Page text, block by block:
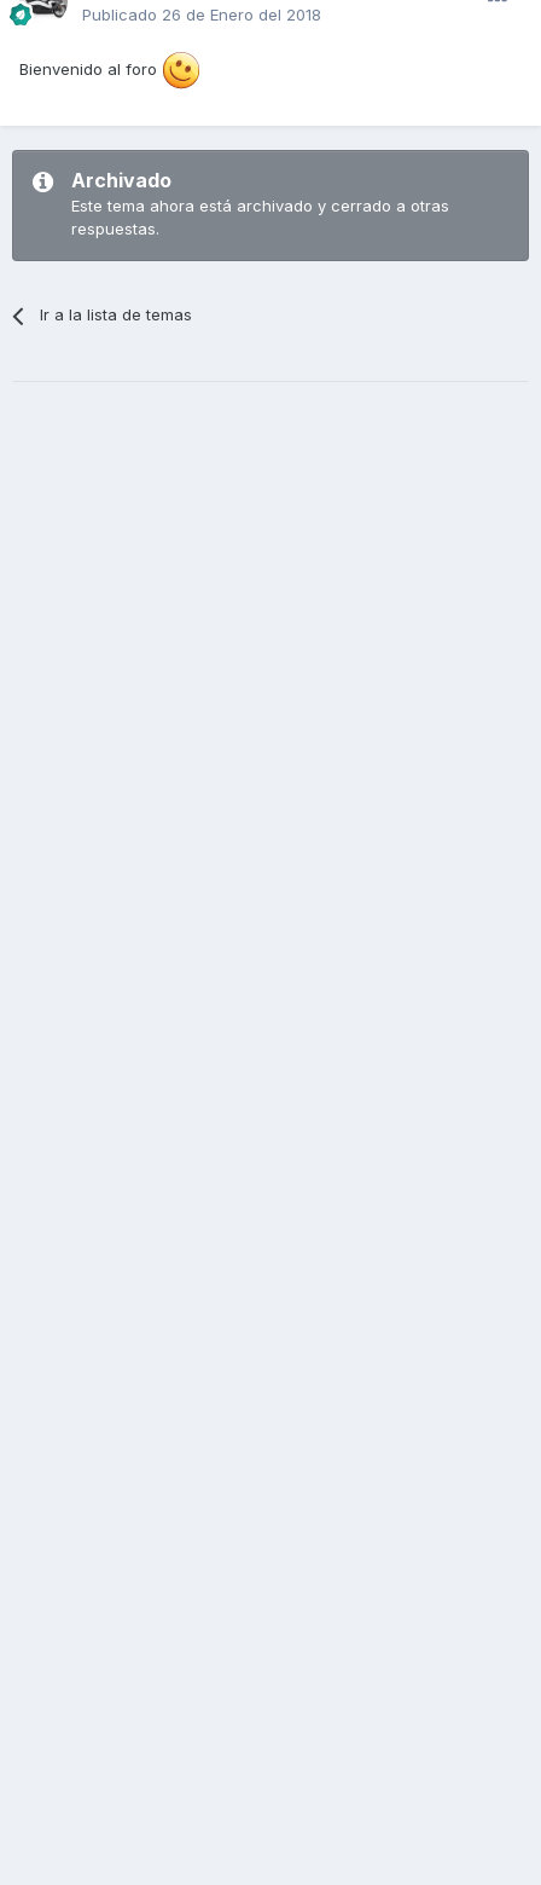
Publicado 26 de Enero del 2018
Bienvenido al foro
Archivado
Este tema ahora está archivado y cerrado a otras
respuestas.
Ir a la lista de temas